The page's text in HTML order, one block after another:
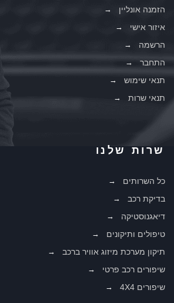
הזמנה אונליין
איזור אישי
הרשמה
התחבר
תנאי שימוש
תנאי שרות
שרות שלנו
כל השרותים
בדיקת רכב
דיאגנוסטיקה
טיפולים ותיקונים
תיקון מערכת מיזוג אוויר ברכב
שיפורים רכב פרטי
שיפורים 4X4